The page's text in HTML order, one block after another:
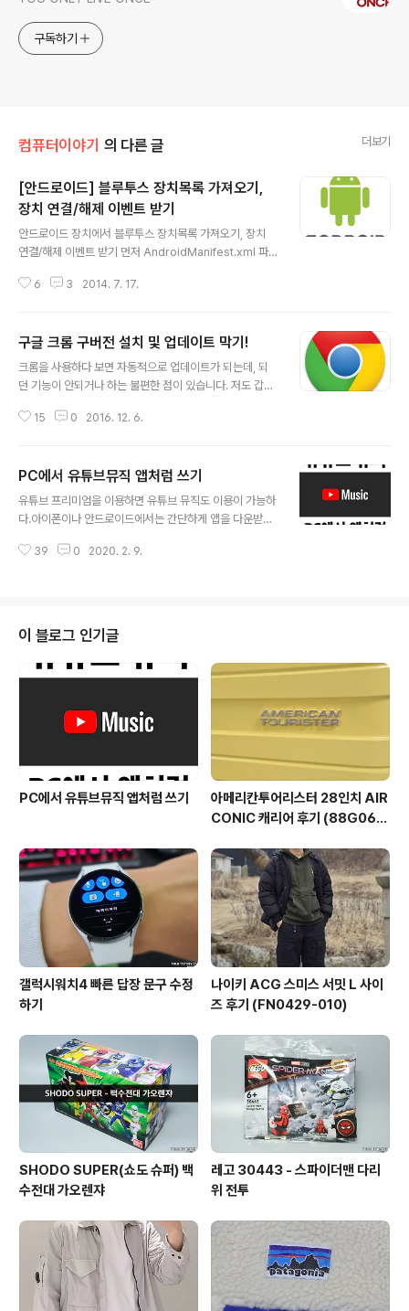
구독하기
컴퓨터이야기 의 다른 글 더보기
[안드로이드] 블루투스 장치목록 가져오기,
장치 연결/해제 이벤트 받기
안드로이드 장치에서 블루투스 장치목록 가져오기, 장치
연결/해제 이벤트 받기 먼저 AndroidManifest.xml 파
ETOOTH" 와 "android.permission.BLUETOOTH_
가져올 수 있습니다. 아래의 주석을 참고 하시면 코딩에 도
움이 되실 겁니다. //블루투스 Adapter를 가져온다 Bluet
oothAdapter mBlueToothAdapter = BluetoothA
ter == null){ // 만약..
6 3 2014. 7. 17.
구글 크롬 구버전 설치 및 업데이트 막기!
크롬을 사용하다 보면 자동적으로 업데이트가 되는데, 되
던 기능이 안되거나 하는 불편한 점이 있습니다. 저도 갑자
가 랜섬웨어도 걸릴뻔 하고 아주 큰 곤욕을 치뤘네요^^; 포
놓았습니다. 일단 크롬을 삭제하시기 전에 북마크등을 백
업해 놓으시고 삭제를 추천해 드립니다. 기존 크롬을 삭제
하신 뒤 구버전을 재설치 합니다. 그리고 난 뒤 아래의 방법
구글 크롬 업데이트 막기 첫번째 1. Window Key + R을
15 0 2016. 12. 6.
PC에서 유튜브뮤직 앱처럼 쓰기
유튜브 프리미엄을 이용하면 유튜브 뮤직도 이용이 가능하
다.아이폰이나 안드로이드에서는 간단하게 앱을 다운받아
하는 번거로움이 있다.이러한 번거로움을 해소하기위해 유
usic.youtube.com/에 접속한다.2. 브라우저의 주소창
에 우측에 십자 모양 아이콘(+)이 표시되는데 해당 아이콘
을 클릭한다. 3. 아이콘을 클릭하면 "앱을 설치하시겠습니
4. 설치가 완료되면 맥의 런치패드에 유튜브 뮤직 애플리
케이션이 설치된 것을 볼..
39 0 2020. 2. 9.
이 블로그 인기글
PC에서 유튜브뮤직 앱처럼 쓰기
아메리칸투어리스터 28인치 AIR
CONIC 캐리어 후기 (88G060
갤럭시워치4 빠른 답장 문구 수정
하기
나이키 ACG 스미스 서밋 L 사이
즈 후기 (FN0429-010)
SHODO SUPER(쇼도 슈퍼) 백
수전대 가오렌쟈
레고 30443 - 스파이더맨 다리
위 전투